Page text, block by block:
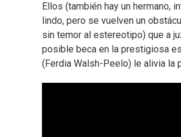
Ellos (también hay un hermano,
lindo, pero se vuelven un
sin temor al estereotipo) que a
posible beca en la prestigiosa
(Ferdia Walsh-Peelo) le alivia la